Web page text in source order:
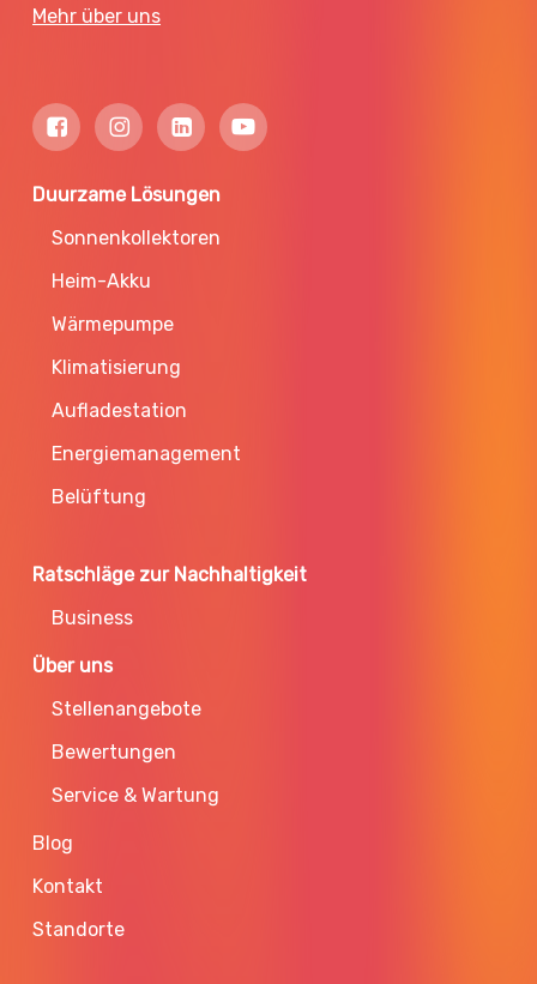
Mehr über uns
Duurzame Lösungen
Sonnenkollektoren
Heim-Akku
Wärmepumpe
Klimatisierung
Aufladestation
Energiemanagement
Belüftung
Ratschläge zur Nachhaltigkeit
Business
Über uns
Stellenangebote
Bewertungen
Service & Wartung
Blog
Kontakt
Standorte